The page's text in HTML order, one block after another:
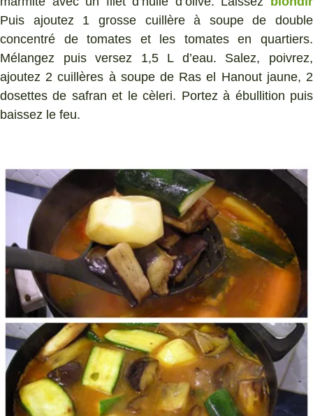
Puis ajoutez 1 grosse cuillère à soupe de double
concentré de tomates et les tomates en quartiers.
Mélangez puis versez 1,5 L d’eau. Salez, poivrez,
ajoutez 2 cuillères à soupe de Ras el Hanout jaune, 2
dosettes de safran et le cèleri. Portez à ébullition puis
baissez le feu.